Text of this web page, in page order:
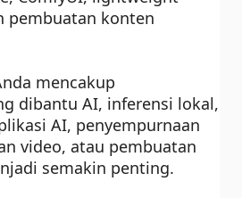
pembuatan konten
mencakup
dibantu AI, inferensi lokal,
AI, penyempurnaan
video, atau pembuatan
semakin penting.